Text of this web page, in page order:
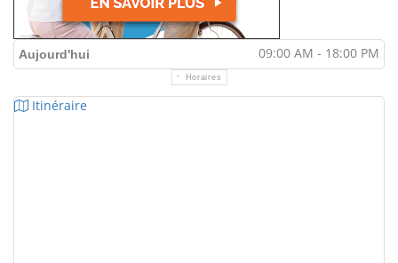
Aujourd'hui 09:00 AM - 18:00 PM
Horaires
Itinéraire